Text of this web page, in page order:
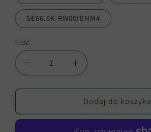
SE66.6K-RW00IBNM4
Ilość
Zmniejsz
ilość
dla
SolarEdge
Zwiększ
ilość
dla
Falowniki
SolarEdge
Dodaj do koszyka